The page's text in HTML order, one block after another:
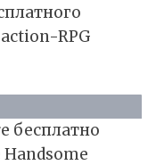
RPG
бесплатно